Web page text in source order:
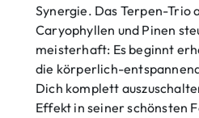
Synergie. Das Terpen-Trio
Caryophyllen und Pinen
meisterhaft: Es beginnt
die körperlich-
Dich komplett
Effekt in seiner schönsten